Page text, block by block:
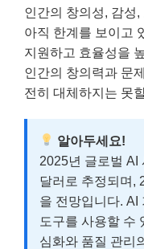
인간의 창의성, 감성
아직 한계를 보이고
지원하고 효율성을
인간의 창의력과 문
전히 대체하지는 못
알아두세요!
2025년 글로벌 AI
달러로 추정되며,
을 전망입니다. AI
도구를 사용할 수
심화와 품질 관리